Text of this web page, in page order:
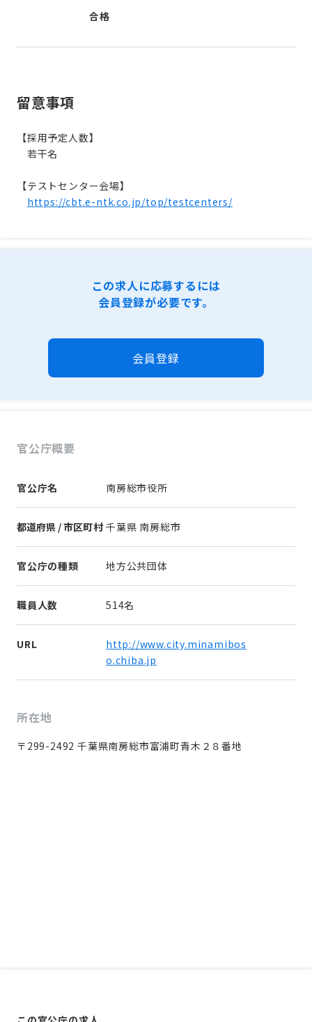
合格
留意事項
【採用予定人数】
若干名
【テストセンター会場】
https://cbt.e-ntk.co.jp/top/testcenters/
この求人に応募するには
会員登録が必要です。
会員登録
官公庁概要
官公庁名 南房総市役所
都道府県 / 市区町村 千葉県 南房総市
官公庁の種類 地方公共団体
職員人数 514名
URL
http://www.city.minamibos
o.chiba.jp
所在地
〒299-2492 千葉県南房総市富浦町青木２８番地